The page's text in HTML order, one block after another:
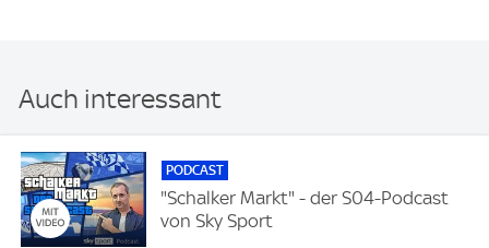
Auch interessant
PODCAST
"Schalker Markt" - der S04-Podcast
von Sky Sport